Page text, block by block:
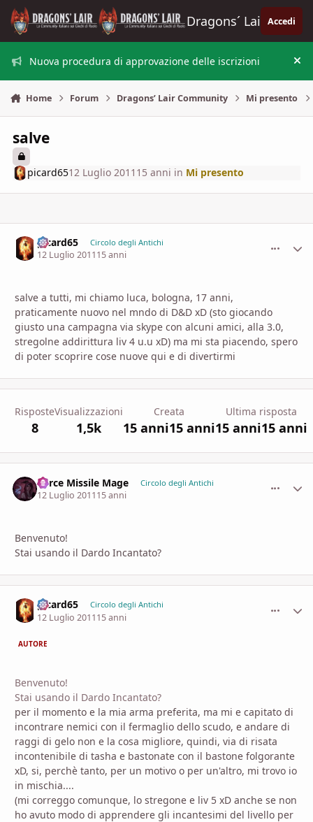
Vai al contenuto
Dragons´ Lair Accedi
Nuova procedura di approvazione delle iscrizioni
Home Forum Dragons’ Lair Community Mi presento
salve
picard6512 Luglio 2011 15 anni in Mi presento
picard65 Circolo degli Antichi
12 Luglio 201115 anni
salve a tutti, mi chiamo luca, bologna, 17 anni,
praticamente nuovo nel mndo di D&D xD (sto giocando
giusto una campagna via skype con alcuni amici, alla 3.0,
stregolne addirittura liv 4 u.u xD) ma mi sta piacendo, spero
di poter scoprire cose nuove qui e di divertirmi
Risposte
8
Visualizzazioni
1,5k
Creata
15 anni15 anni
Ultima risposta
15 anni15 anni
Force Missile Mage Circolo degli Antichi
12 Luglio 201115 anni
Benvenuto!
Stai usando il Dardo Incantato?
picard65 Circolo degli Antichi
12 Luglio 201115 anni
AUTORE
Benvenuto!
Stai usando il Dardo Incantato?
per il momento e la mia arma preferita, ma mi e capitato di
incontrare nemici con il fermaglio dello scudo, e andare di
raggi di gelo non e la cosa migliore, quindi, via di risata
incontenibile di tasha e bastonate con il bastone folgorante
xD, si, perchè tanto, per un motivo o per un'altro, mi trovo io
in mischia....
(mi correggo comunque, lo stregone e liv 5 xD anche se non
ho avuto modo di apprendere gli incantesimi del livello per